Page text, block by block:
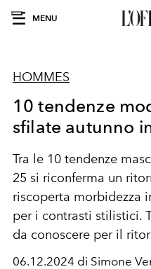
MENU
HOMMES
10 tendenze
sfilate autunno
Tra le 10 tendenze
25 si riconferma un
riscoperta morbidezza
per i contrasti stilistici.
da conoscere per il
06.12.2024 di Simone